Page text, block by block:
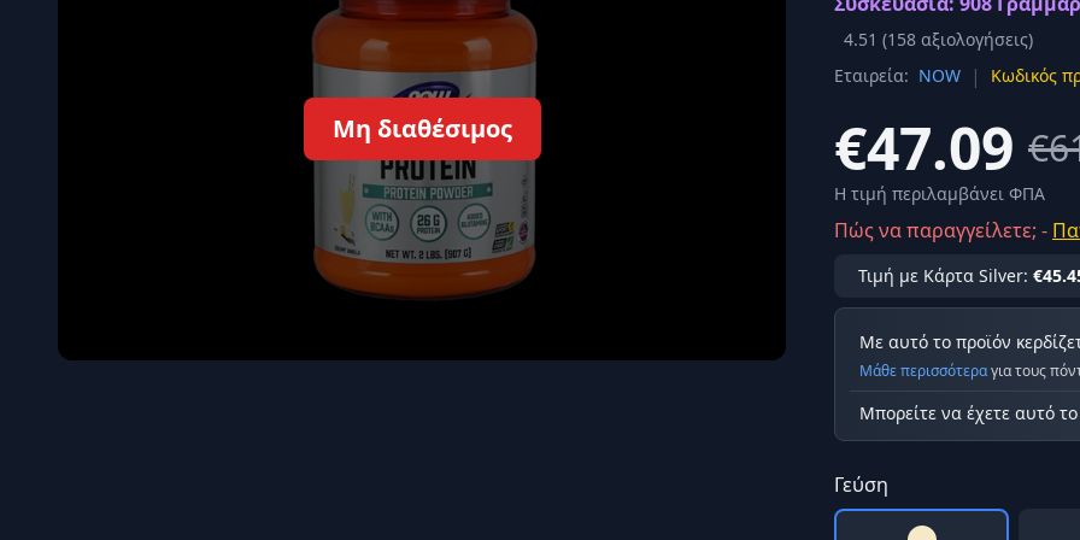
Όγκου
Διεγερτικά
Προβολή όλων των αποτελεσμάτων
Μη διαθέσιμος
4.51 (158 αξιολογήσεις)
Εταιρεία: NOW | Κωδικός
€47.09
Η τιμή περιλαμβάνει ΦΠΑ
Πώς να παραγγείλετε; -
Τιμή με Κάρτα Silver:
Με αυτό το προϊόν
Μάθε περισσότεραγια τους
Μπορείτε να έχετε αυτό
Γεύση
Σύνδεση
Εγγραφείτε εδώ
Επιστροφή